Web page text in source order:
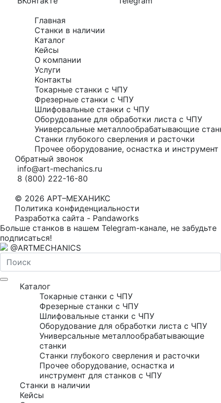
Главная
Станки в наличии
Каталог
Кейсы
О компании
Услуги
Контакты
Токарные станки с ЧПУ
Фрезерные станки с ЧПУ
Шлифовальные станки с ЧПУ
Оборудование для обработки листа с ЧПУ
Универсальные металлообрабатывающие
Станки глубокого сверления и расточки
Прочее оборудование, оснастка и
Обратный звонок
info@art-mechanics.ru
8 (800) 222-16-80
© 2026 АРТ–МЕХАНИКС
Политика конфиденциальности
Разработка сайта - Pandaworks
Больше станков в нашем Telegram-канале, не забудьте
подписаться!
@ARTMECHANICS
Каталог
Токарные станки с ЧПУ
Фрезерные станки с ЧПУ
Шлифовальные станки с ЧПУ
Оборудование для обработки листа с ЧПУ
Универсальные металлообрабатывающие
станки
Станки глубокого сверления и расточки
Прочее оборудование, оснастка и
инструмент для станков с ЧПУ
Станки в наличии
Кейсы